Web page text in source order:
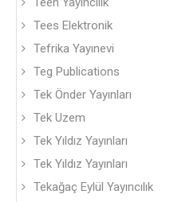
Tees Elektronik
Tefrika Yayınevi
Teg Publications
Tek Önder Yayınları
Tek Uzem
Tek Yıldız Yayınları
Tek Yıldız Yayınları
Tekağaç Eylül Yayıncılık